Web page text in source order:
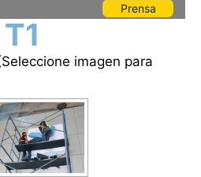
Prensa
imagen para